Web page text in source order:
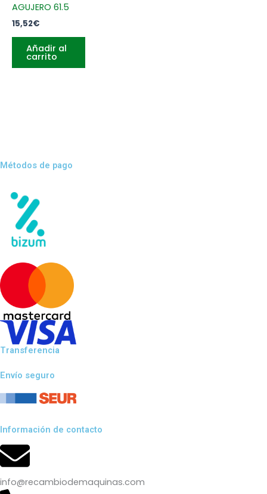
AGUJERO 61.5
15,52€
Añadir al
carrito
Métodos de pago
Transferencia
Envío seguro
Información de contacto
info@recambiodemaquinas.com